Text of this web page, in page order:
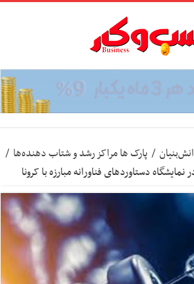
/ پارک ها مراکز رشد و شتاب‌ دهنده‌ها /
دستاورد‌های فناورانه مبارزه با کرونا